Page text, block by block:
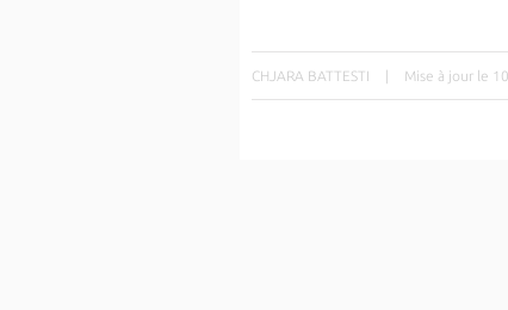
CHJARA BATTESTI | Mise à jour le